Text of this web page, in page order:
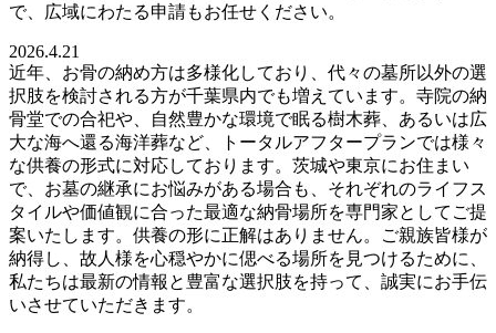
で、広域にわたる申請もお任せください。
2026.4.21
近年、お骨の納め方は多様化しており、代々の墓所以外の選
択肢を検討される方が千葉県内でも増えています。寺院の納
骨堂での合祀や、自然豊かな環境で眠る樹木葬、あるいは広
大な海へ還る海洋葬など、トータルアフタープランでは様々
な供養の形式に対応しております。茨城や東京にお住まい
で、お墓の継承にお悩みがある場合も、それぞれのライフス
タイルや価値観に合った最適な納骨場所を専門家としてご提
案いたします。供養の形に正解はありません。ご親族皆様が
納得し、故人様を心穏やかに偲べる場所を見つけるために、
私たちは最新の情報と豊富な選択肢を持って、誠実にお手伝
いさせていただきます。